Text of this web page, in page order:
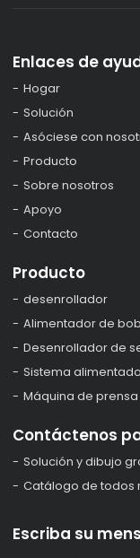
Enlaces de
Hogar
Solución
Asóciese con
Producto
Sobre nosotros
Apoyo
Contacto
Producto
desenrollador
Alimentador de
Desenrollador de
Sistema
Máquina de prensa
Contáctenos
Solución y dibujo
Catálogo de todos
Escriba su